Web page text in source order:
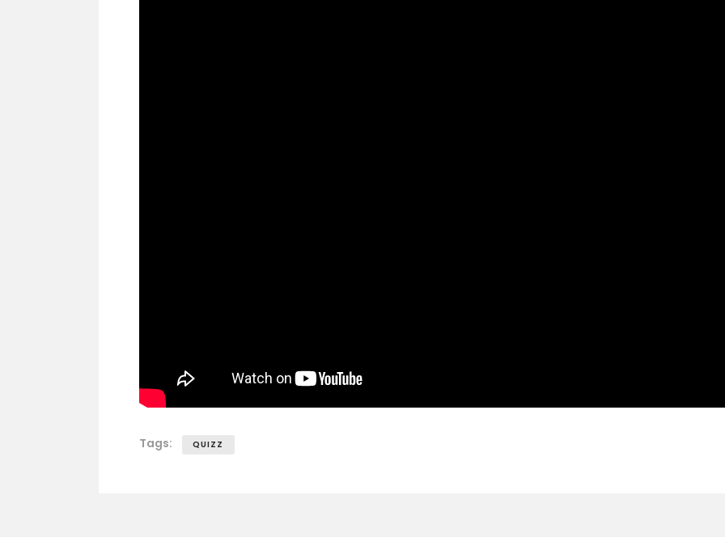
Tags: QUIZZ